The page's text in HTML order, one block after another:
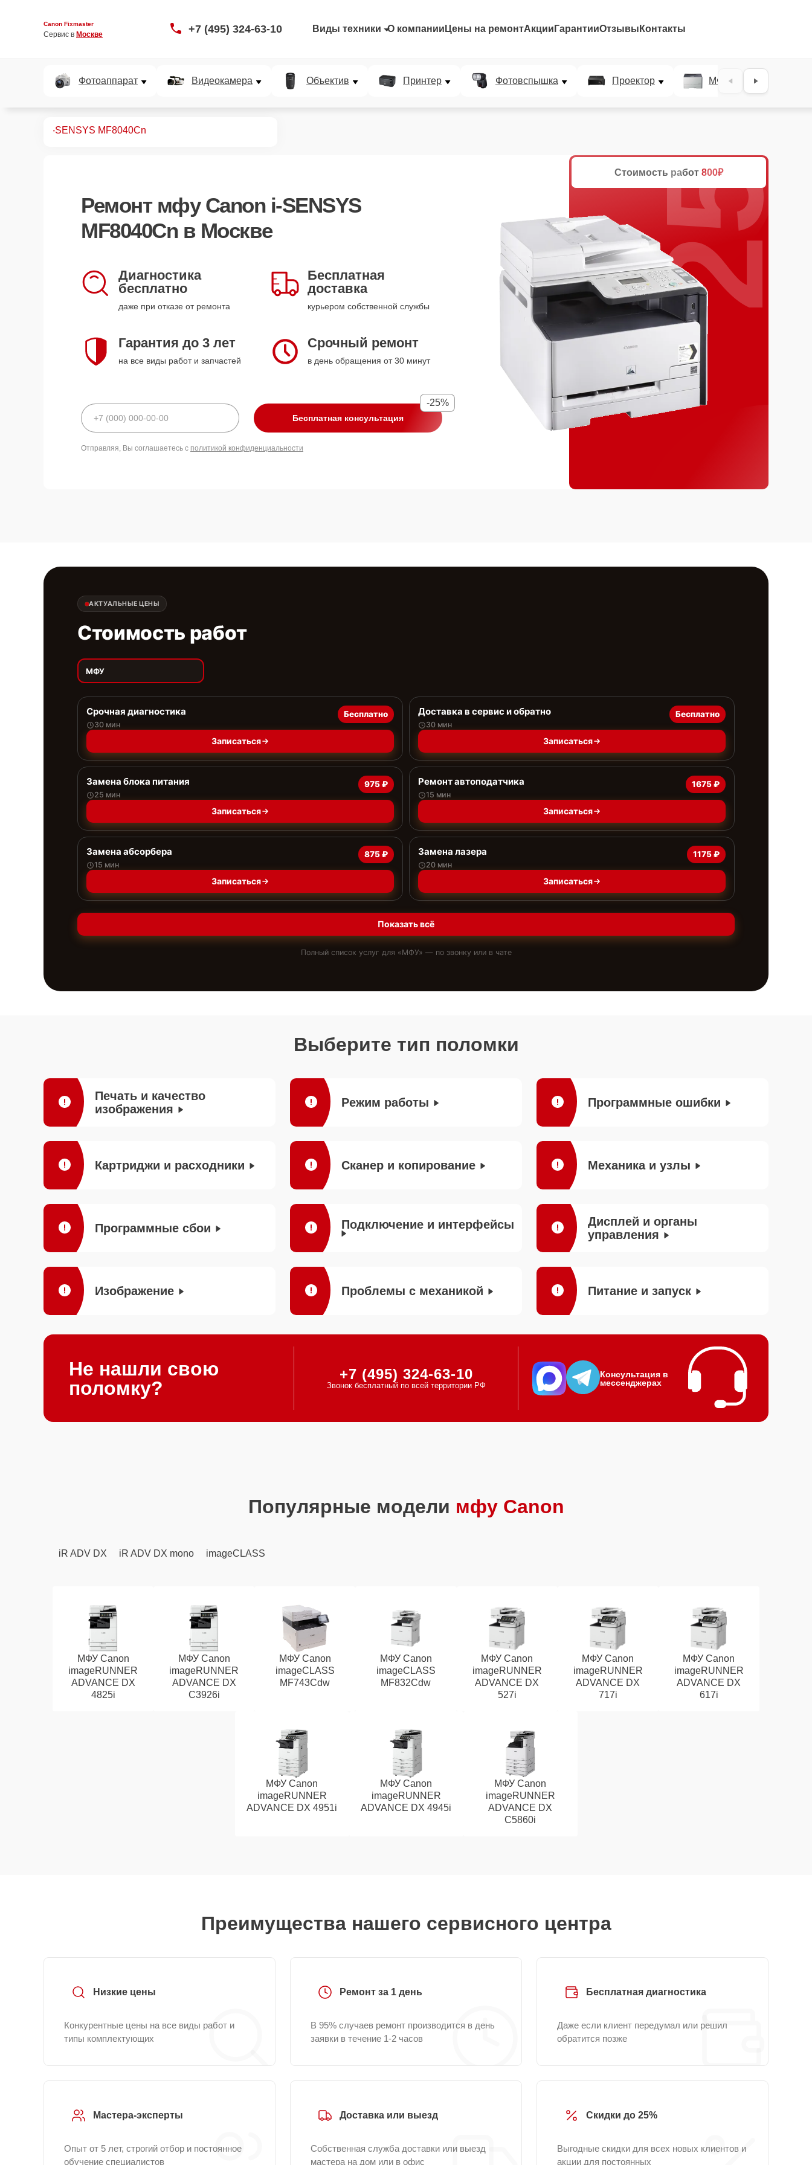
Canon Fixmaster
Сервис в Москве +7 (495) 324-63-10 Виды техники О компании Цены на ремонтАкции ГарантииОтзывы Контакты
Фотоаппарат Видеокамера Объектив Принтер Фотовспышка Проектор МФУ
i-SENSYS MF8040Cn
Ремонт мфу Canon i-SENSYS
MF8040Cnв Москве
Диагностика
бесплатно
даже при отказе от ремонта
Бесплатная
доставка
курьером собственной службы
Гарантия до 3 лет
на все виды работ и запчастей
Срочный ремонт
в день обращения от 30 минут
Бесплатная консультация
-25%
Отправляя, Вы соглашаетесь с политикой конфиденциальности
Стоимость работ 800₽
25%
АКТУАЛЬНЫЕ ЦЕНЫ
Стоимость работ
МФУ
Срочная диагностика
30 мин
Бесплатно
Записаться
Доставка в сервис и обратно
30 мин
Бесплатно
Записаться
Замена блока питания
25 мин
975 ₽
Записаться
Ремонт автоподатчика
15 мин
1675 ₽
Записаться
Замена абсорбера
15 мин
875 ₽
Записаться
Замена лазера
20 мин
1175 ₽
Записаться
Показать всё
Полный список услуг для «МФУ» — по звонку или в чате
Выберите тип поломки
Печать и качество
изображения
Режим работы Программные ошибки
Картриджи и расходники Сканер и копирование Механика и узлы
Программные сбои Подключение и интерфейсы
Дисплей и органы
управления
Изображение Проблемы с механикой Питание и запуск
Не нашли свою
поломку?
+7 (495) 324-63-10
Звонок бесплатный по всей территории РФ
Консультация в
мессенджерах
Популярные модели мфу Canon
iR ADV DX iR ADV DX mono imageCLASS
МФУ Canon
imageRUNNER
ADVANCE DX
4825i
МФУ Canon
imageRUNNER
ADVANCE DX
C3926i
МФУ Canon
imageCLASS
MF743Cdw
МФУ Canon
imageCLASS
MF832Cdw
МФУ Canon
imageRUNNER
ADVANCE DX
527i
МФУ Canon
imageRUNNER
ADVANCE DX
717i
МФУ Canon
imageRUNNER
ADVANCE DX
617i
МФУ Canon
imageRUNNER
ADVANCE DX 4951i
МФУ Canon
imageRUNNER
ADVANCE DX 4945i
МФУ Canon
imageRUNNER
ADVANCE DX
C5860i
Преимущества нашего сервисного центра
Низкие цены
Конкурентные цены на все виды работ и
типы комплектующих
Ремонт за 1 день
В 95% случаев ремонт производится в день
заявки в течение 1-2 часов
Бесплатная диагностика
Даже если клиент передумал или решил
обратится позже
Мастера-эксперты
Опыт от 5 лет, строгий отбор и постоянное
обучение специалистов
Доставка или выезд
Собственная служба доставки или выезд
мастера на дом или в офис
Скидки до 25%
Выгодные скидки для всех новых клиентов и
акции для постоянных